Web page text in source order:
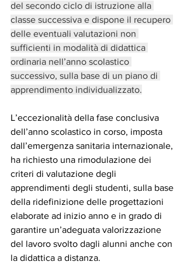
del secondo ciclo di istruzione alla
classe successiva e dispone il recupero
delle eventuali valutazioni non
sufficienti in modalità di didattica
ordinaria nell’anno scolastico
successivo, sulla base di un piano di
apprendimento individualizzato.
L’eccezionalità della fase conclusiva
dell’anno scolastico in corso, imposta
dall’emergenza sanitaria internazionale,
ha richiesto una rimodulazione dei
criteri di valutazione degli
apprendimenti degli studenti, sulla base
della ridefinizione delle progettazioni
elaborate ad inizio anno e in grado di
garantire un’adeguata valorizzazione
del lavoro svolto dagli alunni anche con
la didattica a distanza.